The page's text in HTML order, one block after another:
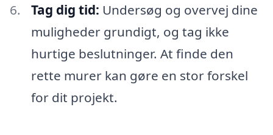
Tag dig tid: Undersøg og overvej dine
muligheder grundigt, og tag ikke
hurtige beslutninger. At finde den
rette murer kan gøre en stor forskel
for dit projekt.